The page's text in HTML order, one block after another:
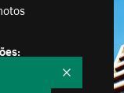
Recolher